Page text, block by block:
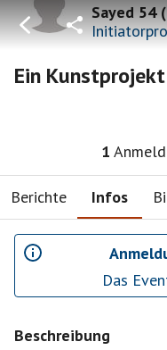
Sayed 54(
Ein
1
Berichte Infos
Das
Beschreibung